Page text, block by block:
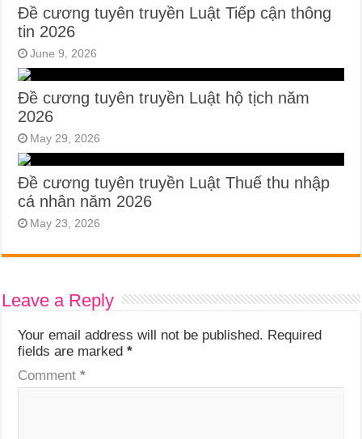
Đề cương tuyên truyền Luật Tiếp cận thông
tin 2026
June 9, 2026
Đề cương tuyên truyền Luật hộ tịch năm
2026
May 29, 2026
Đề cương tuyên truyền Luật Thuế thu nhập
cá nhân năm 2026
May 23, 2026
Leave a Reply
Your email address will not be published. Required
fields are marked*
Comment*